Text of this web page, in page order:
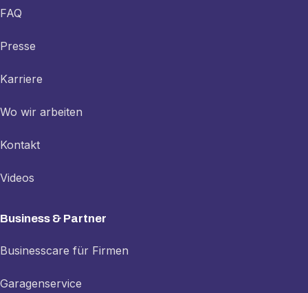
FAQ
Presse
Karriere
Wo wir arbeiten
Kontakt
Videos
Business & Partner
Businesscare für Firmen
Garagenservice